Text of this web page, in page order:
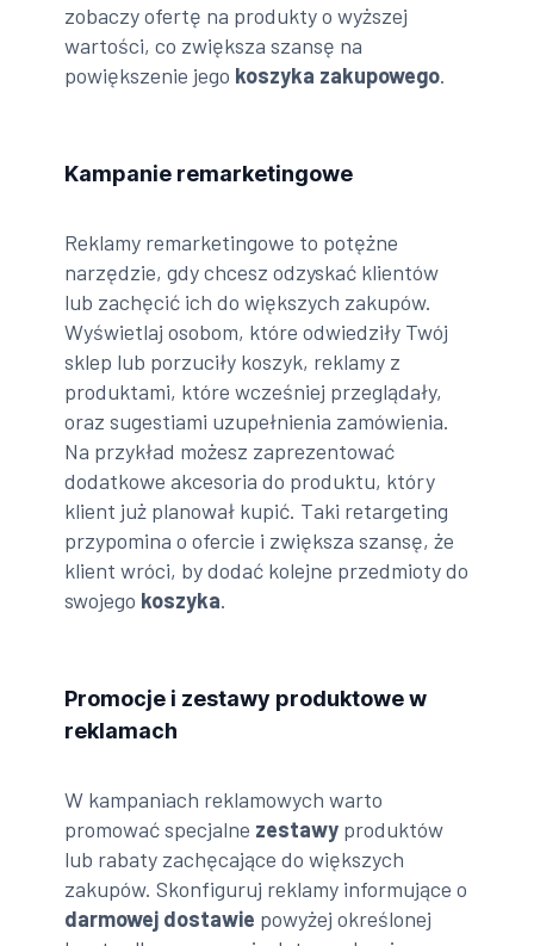
zobaczy ofertę na produkty o wyższej
wartości, co zwiększa szansę na
powiększenie jego koszyka zakupowego.
Kampanie remarketingowe
Reklamy remarketingowe to potężne
narzędzie, gdy chcesz odzyskać klientów
lub zachęcić ich do większych zakupów.
Wyświetlaj osobom, które odwiedziły Twój
sklep lub porzuciły koszyk, reklamy z
produktami, które wcześniej przeglądały,
oraz sugestiami uzupełnienia zamówienia.
Na przykład możesz zaprezentować
dodatkowe akcesoria do produktu, który
klient już planował kupić. Taki retargeting
przypomina o ofercie i zwiększa szansę, że
klient wróci, by dodać kolejne przedmioty do
swojego koszyka.
Promocje i zestawy produktowe w
reklamach
W kampaniach reklamowych warto
promować specjalne zestawy produktów
lub rabaty zachęcające do większych
zakupów. Skonfiguruj reklamy informujące o
darmowej dostawie powyżej określonej